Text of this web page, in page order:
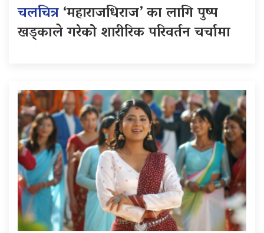
चलचित्र‘महाराजधिराज’ का लागि पुष्प
खड्काले गरेको शारीरिक परिवर्तन चर्चामा